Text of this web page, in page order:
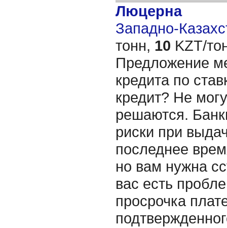
Люцерна
Западно-
тонн, 10 KZT/
Предложение
кредита по
кредит? Не
решаются.
риски при
последнее
но вам нужна
вас есть
просрочка